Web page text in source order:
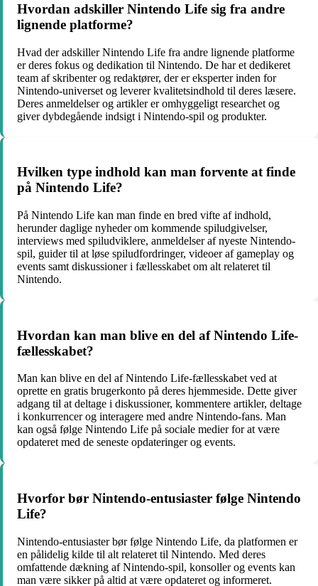
Hvordan adskiller Nintendo Life sig fra andre
lignende platforme?
Hvad der adskiller Nintendo Life fra andre lignende platforme
er deres fokus og dedikation til Nintendo. De har et dedikeret
team af skribenter og redaktører, der er eksperter inden for
Nintendo-universet og leverer kvalitetsindhold til deres læsere.
Deres anmeldelser og artikler er omhyggeligt researchet og
giver dybdegående indsigt i Nintendo-spil og produkter.
Hvilken type indhold kan man forvente at finde
på Nintendo Life?
På Nintendo Life kan man finde en bred vifte af indhold,
herunder daglige nyheder om kommende spiludgivelser,
interviews med spiludviklere, anmeldelser af nyeste Nintendo-
spil, guider til at løse spiludfordringer, videoer af gameplay og
events samt diskussioner i fællesskabet om alt relateret til
Nintendo.
Hvordan kan man blive en del af Nintendo Life-
fællesskabet?
Man kan blive en del af Nintendo Life-fællesskabet ved at
oprette en gratis brugerkonto på deres hjemmeside. Dette giver
adgang til at deltage i diskussioner, kommentere artikler, deltage
i konkurrencer og interagere med andre Nintendo-fans. Man
kan også følge Nintendo Life på sociale medier for at være
opdateret med de seneste opdateringer og events.
Hvorfor bør Nintendo-entusiaster følge Nintendo
Life?
Nintendo-entusiaster bør følge Nintendo Life, da platformen er
en pålidelig kilde til alt relateret til Nintendo. Med deres
omfattende dækning af Nintendo-spil, konsoller og events kan
man være sikker på altid at være opdateret og informeret.